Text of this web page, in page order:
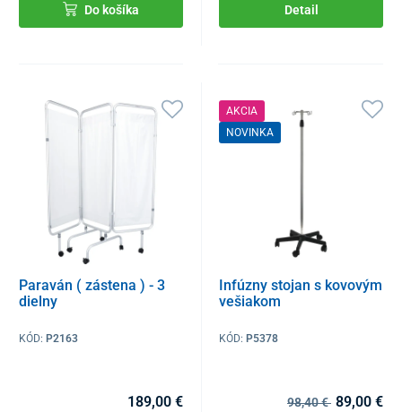
Do košíka Detail
Paraván ( zástena ) - 3
dielny
KÓD: P2163
189,00 €
AKCIA
NOVINKA
Infúzny stojan s kovovým
vešiakom
KÓD: P5378
98,40 € 89,00 €